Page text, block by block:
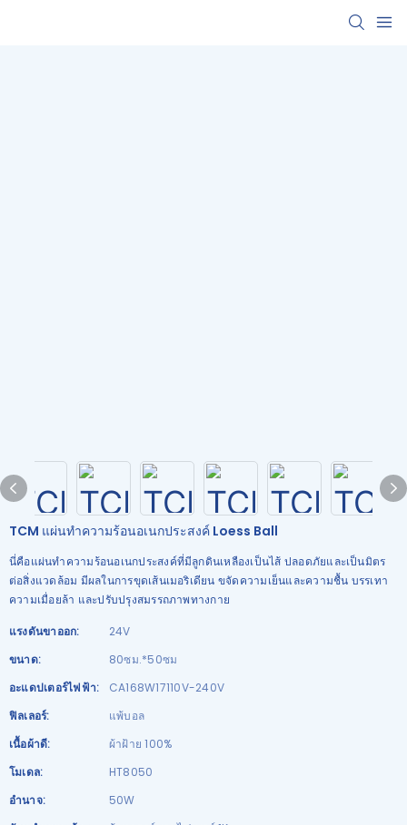
TCM แผ่นทำความร้อนอเนกประสงค์ Loess Ball
นี่คือแผ่นทำความร้อนอเนกประสงค์ที่มีลูกดินเหลืองเป็นไส้ ปลอดภัยและเป็นมิตร
ต่อสิ่งแวดล้อม มีผลในการขุดเส้นเมอริเดียน ขจัดความเย็นและความชื้น บรรเทา
ความเมื่อยล้า และปรับปรุงสมรรถภาพทางกาย
แรงดันขาออก:
24V
ขนาด:
80ซม.*50ซม
อะแดปเตอร์ไฟฟ้า:
CA168W17110V-240V
ฟิลเลอร์:
แพ้บอล
เนื้อผ้าดี:
ผ้าฝ้าย 100%
โมเดล:
HT8050
อำนาจ:
50W